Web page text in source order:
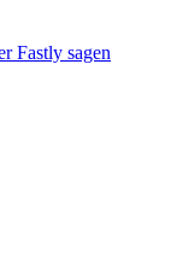
Fastly sagen